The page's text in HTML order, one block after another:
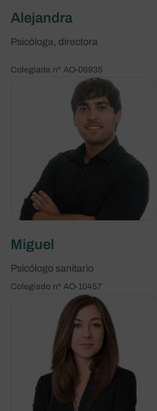
Alejandra
Psicóloga, directora
Colegiada nº AO-06935
Miguel
Psicólogo sanitario
Colegiado nº AO-10457